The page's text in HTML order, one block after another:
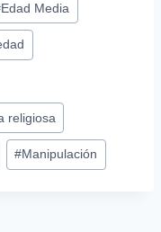
Edad Media
religiosa
#Manipulación